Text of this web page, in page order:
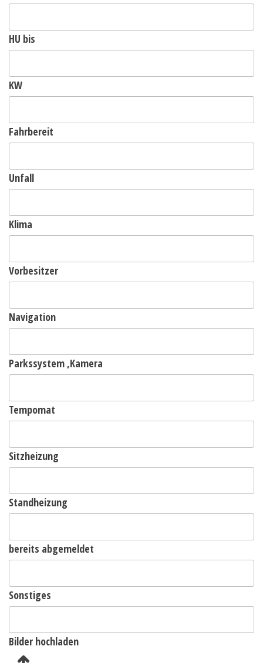
HU bis
KW
Fahrbereit
Unfall
Klima
Vorbesitzer
Navigation
Parkssystem ,Kamera
Tempomat
Sitzheizung
Standheizung
bereits abgemeldet
Sonstiges
Bilder hochladen